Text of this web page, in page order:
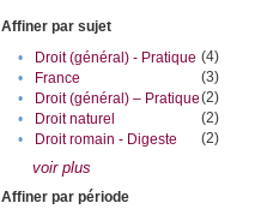
Affiner par sujet
•
Droit (général) - Pratique (4)
•
France
(3)
•
Droit (général) – Pratique(2)
•
Droit naturel
(2)
•
Droit romain - Digeste (2)
voir plus
Affiner par période